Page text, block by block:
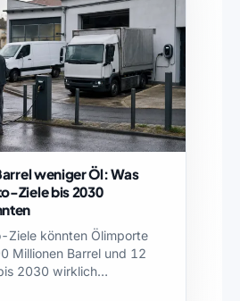
weniger Öl: Was
Ziele bis 2030
Ziele könnten Ölimporte
Millionen Barrel und 12
2030 wirklich…